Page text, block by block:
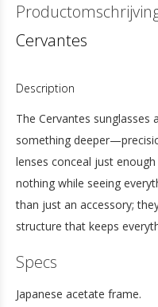
Cervantes
Description
The Cervantes
something
lenses conceal just
nothing while seeing
than just an accessory;
structure that keeps
Specs
Japanese acetate frame.